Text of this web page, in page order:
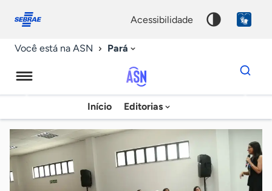
conosco
acessibilidade
Você está na ASN Pará
Agência
Sebrae
de
Notícias
Início Editorias
Dados
para
chave